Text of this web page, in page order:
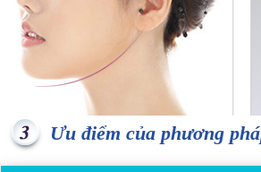
Ưu điểm của phương